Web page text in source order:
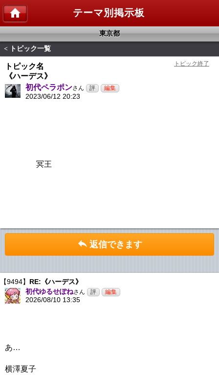
テーマ別掲示板
東京都
< トピック一覧
トピック名
《ハーデス》
初代ペラポンさん
2023/06/12 20:23
冥王
返信できます
【9494】 RE:《ハーデス》
初代ゆるせぽねさん
2026/08/10 13:35
あ…
横澤夏子